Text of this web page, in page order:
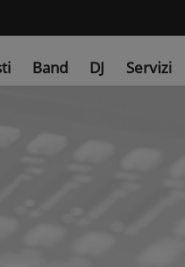
Band DJ Servizi